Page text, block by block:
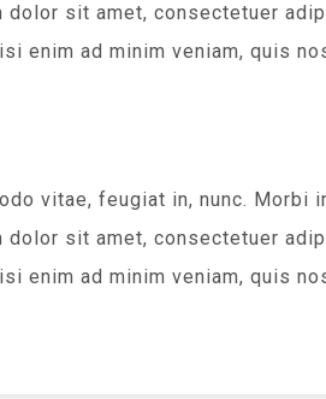
dolor sit amet, consectetuer
enim ad minim veniam, quis
vitae, feugiat in, nunc. Morbi
dolor sit amet, consectetuer
enim ad minim veniam, quis